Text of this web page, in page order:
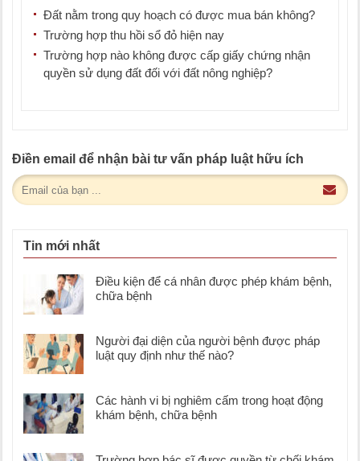
Đất nằm trong quy hoạch có được mua bán không?
Trường hợp thu hồi sổ đỏ hiện nay
Trường hợp nào không được cấp giấy chứng nhận
quyền sử dụng đất đối với đất nông nghiệp?
Điền email để nhận bài tư vấn pháp luật hữu ích
Tin mới nhất
Điều kiện để cá nhân được phép khám bệnh,
chữa bệnh
Người đại diện của người bệnh được pháp
luật quy định như thế nào?
Các hành vi bị nghiêm cấm trong hoạt động
khám bệnh, chữa bệnh